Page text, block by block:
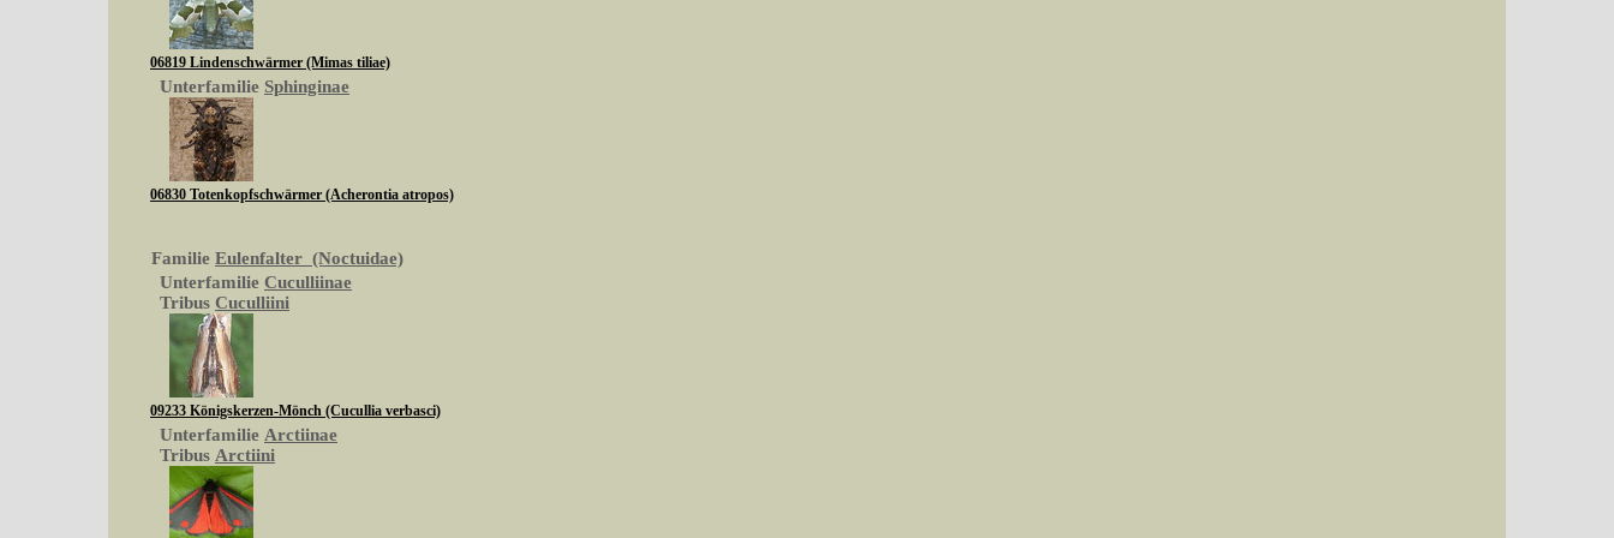
06819 Lindenschwärmer (Mimas tiliae)
Unterfamilie Sphinginae
06830 Totenkopfschwärmer (Acherontia atropos)
Familie Eulenfalter (Noctuidae)
Unterfamilie Cuculliinae
Tribus Cuculliini
09233 Königskerzen-Mönch (Cucullia verbasci)
Unterfamilie Arctiinae
Tribus Arctiini